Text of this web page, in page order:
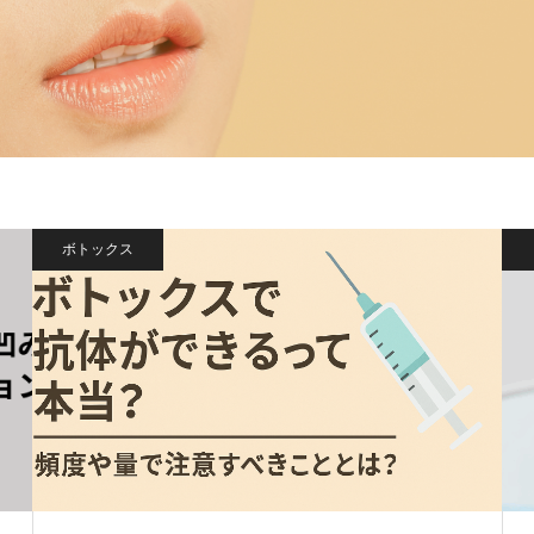
ボトックス